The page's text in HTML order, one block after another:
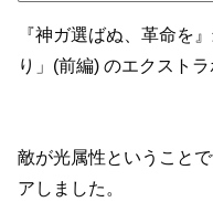
『神ガ選ばぬ、革命を
り」(前編) のエクストラ
敵が光属性ということ
アしました。